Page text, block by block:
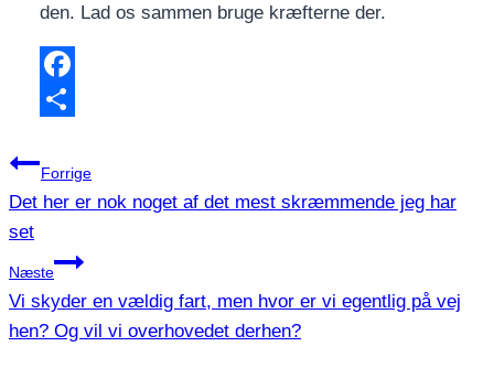
den. Lad os sammen bruge kræfterne der.
Facebook
Indlægsnavigation
Forrige
Det her er nok noget af det mest skræmmende jeg har
set
Næste
Vi skyder en vældig fart, men hvor er vi egentlig på vej
hen? Og vil vi overhovedet derhen?